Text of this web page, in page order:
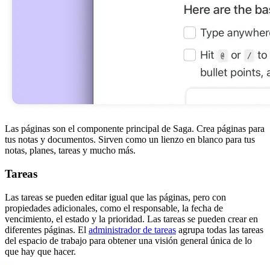
Las páginas son el componente principal de Saga. Crea páginas para
tus notas y documentos. Sirven como un lienzo en blanco para tus
notas, planes, tareas y mucho más.
Tareas
Las tareas se pueden editar igual que las páginas, pero con
propiedades adicionales, como el responsable, la fecha de
vencimiento, el estado y la prioridad. Las tareas se pueden crear en
diferentes páginas. El administrador de tareas agrupa todas las tareas
del espacio de trabajo para obtener una visión general única de lo
que hay que hacer.